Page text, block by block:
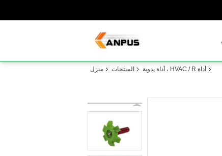
منزل المنتجات أداة HVAC / R ، أداة يدوية